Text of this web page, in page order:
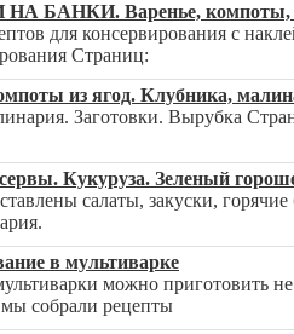
БАНКИ. Варенье, компоты,
для консервирования с
Страниц:
из ягод. Клубника,
Заготовки. Вырубка
Кукуруза. Зеленый
салаты, закуски,
в мультиварке
можно приготовить
собрали рецепты